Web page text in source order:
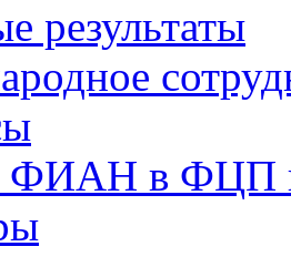
результаты
ФИАН в ФЦП